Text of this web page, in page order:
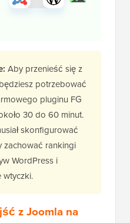
Aby przenieść się z
potrzebować
pluginu FG
30 do 60 minut.
skonfigurować
zachować rankingi
WordPress i
wtyczki.
z Joomla na